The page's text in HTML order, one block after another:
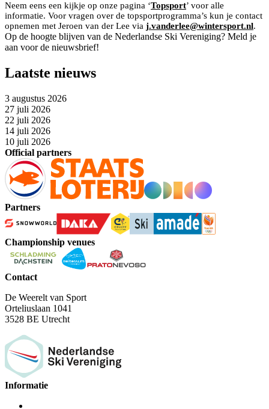
Neem eens een kijkje op onze pagina ‘Topsport’ voor alle
informatie. Voor vragen over de topsportprogramma’s kun je contact
opnemen met Jeroen van der Lee via j.vanderlee@wintersport.nl.
Op de hoogte blijven van de Nederlandse Ski Vereniging? Meld je
aan voor de nieuwsbrief!
Laatste nieuws
3 augustus 2026
27 juli 2026
22 juli 2026
14 juli 2026
10 juli 2026
Official partners
Partners
Championship venues
Contact
De Weerelt van Sport
Orteliuslaan 1041
3528 BE Utrecht
Informatie